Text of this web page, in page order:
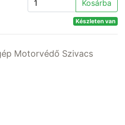
Kosárba
Készleten van
Motorvédő Szivacs